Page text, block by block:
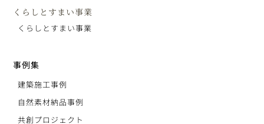
くらしとすまい事業
くらしとすまい事業
事例集
建築施工事例
自然素材納品事例
共創プロジェクト